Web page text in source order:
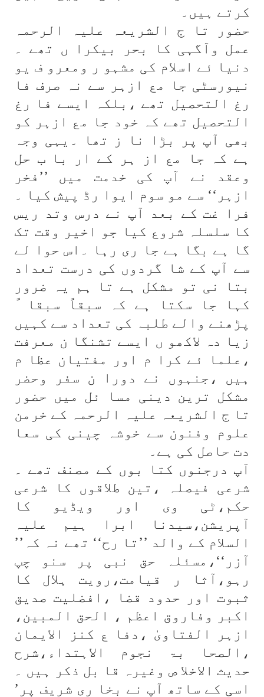
کرتے ہیں۔
حضور تا ج الشریعہ علیہ الرحمہ
عمل وآگہی کا بحر بیکرا ں تھے ۔
دنیا ئے اسلام کی مشہو ر ومعرو ف یو
نیورسٹی جا مع ازہر سے نہ صرف فا
رغ التحصیل تھے ،بلکہ ایسے فا رغ
التحصیل تھے کہ خود جا مع ازہر کو
بھی آپ پر بڑا نا ز تھا ۔یہی وجہ
ہے کہ جا مع از ہر کے ار با ب حل
وعقد نے آپ کی خدمت میں ’’فخر
ازہر‘‘ سے مو سوم ایوا رڈ پیش کیا ۔
فرا غت کے بعد آپ نے درس وتد ریس
کا سلسلہ شروع کیا جو اخیر وقت تک
گا ہے بگا ہے جا ری رہا ۔اس حوا لے
سے آپ کے شا گردوں کی درست تعداد
بتا نی تو مشکل ہے تا ہم یہ ضرور
کہا جا سکتا ہے کہ سبقاً سبقا ً
پڑھنے والے طلبہ کی تعداد سے کہیں
زیا دہ لاکھو ں ایسے تشنگا ن معرفت
،علما ئے کرا م اور مفتیان عظا م
ہیں ،جنہوں نے دورا ن سفر وحضر
مشکل ترین دینی مسا ئل میں حضور
تا ج الشریعہ علیہ الرحمہ کے خرمن
علوم وفنون سے خوشہ چینی کی سعا
دت حاصل کی ہے۔
آپ درجنوں کتا بوں کے مصنف تھے ۔
شرعی فیصلہ ،تین طلاقوں کا شرعی
حکم،ٹی وی اور ویڈیو کا
آپریشن،سیدنا ابرا ہیم علیہ
السلام کے والد ’’تا رح‘‘ تھے نہ کہ’’
آزر‘‘،مسئلہ حق نبی پر سنو چپ
رہو،آثا ر قیامت،رویت ہلال کا
ثبوت اور حدود قضا ،افضلیت صدیق
اکبر وفاروق اعظم ، الحق المبین،
ازہر الفتاویٰ ،دفا ع کنز الایمان
،الصحا بۃ نجوم الاہتداء،شرح
حدیث الاخلا ص وغیرہ قا بل ذکر ہیں ۔
اسی کے ساتھ آپ نے بخا ری شریف پر’